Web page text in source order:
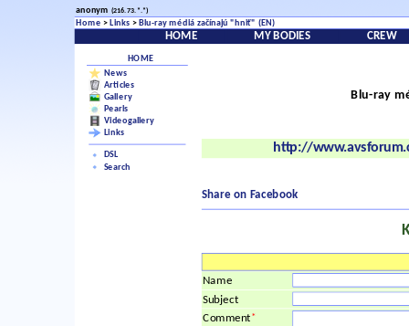
anonym (216.73.*.*)
Home > Links > Blu-ray médiá začínajú "hniť" (EN)
HOME MY BODIES CREW
HOME
News
Articles
Gallery
Pearls
Videogallery
Links
DSL
Search
Blu-ray
http://
Share on Facebook
Name
Subject
Comment*